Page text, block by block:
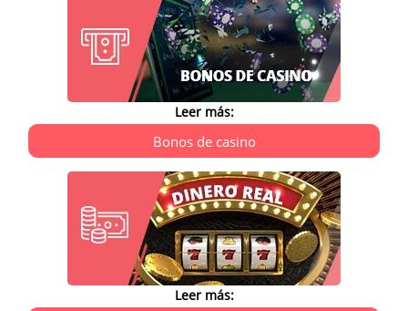
Leer más:
Bonos de casino
Leer más: